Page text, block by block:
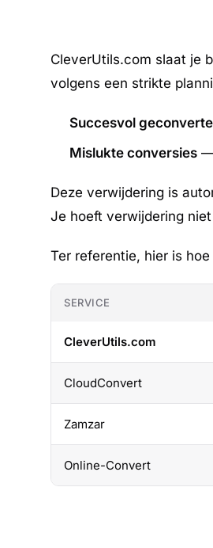
CleverUtils.com slaat je
volgens een strikte
Succesvol
Mislukte conversies —
Deze verwijdering is
Je hoeft verwijdering
Ter referentie, hier is
SERVICE
CleverUtils.com
CloudConvert
Zamzar
Online-Convert